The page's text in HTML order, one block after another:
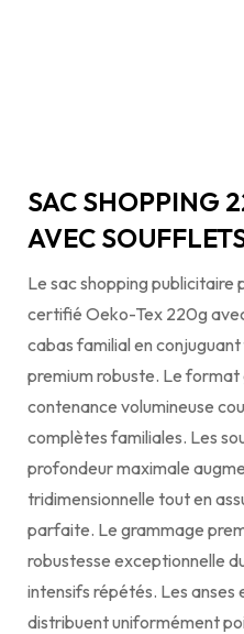
SAC SHOPPING
AVEC
Le sac shopping publicitaire
certifié Oeko-Tex 220g
cabas familial en
premium robuste. Le
contenance volumineuse
complètes familiales. Les
profondeur maximale
tridimensionnelle tout en
parfaite. Le grammage
robustesse exceptionnelle
intensifs répétés. Les anses
distribuent uniformément